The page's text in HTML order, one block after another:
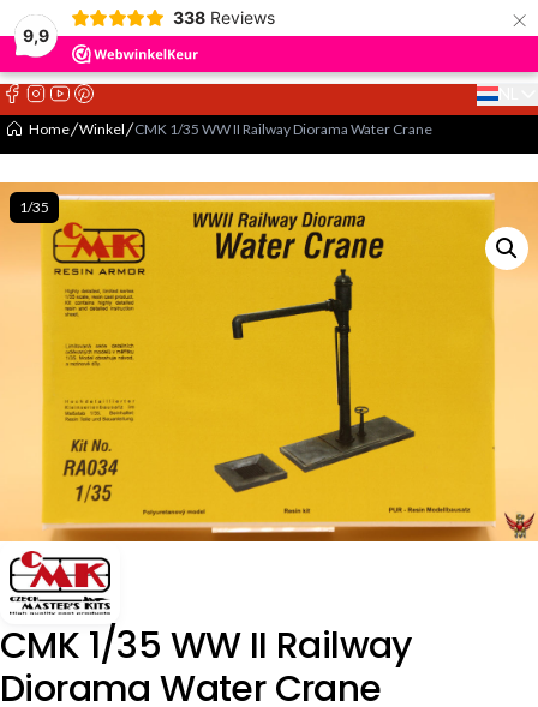
9,9
338 Reviews ×
Select
Home Winkel CMK 1/35 WW II Railway Diorama Water Crane
1/35
CMK 1/35 WW II Railway
Diorama Water Crane